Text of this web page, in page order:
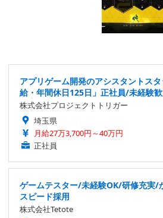
アプリゲーム開発のアシスタントス
給・年間休日125日」正社員/未経験
株式会社プロジェクトトリガー
埼玉県
月給27万3,700円～40万円
正社員
ゲームテスター/未経験OK/研修充実/
スピード採用
株式会社Tetote